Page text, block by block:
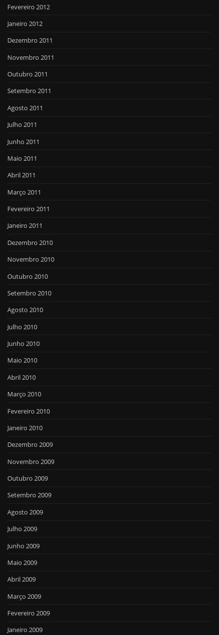
Fevereiro 2012
Janeiro 2012
Dezembro 2011
Novembro 2011
Outubro 2011
Setembro 2011
Agosto 2011
Julho 2011
Junho 2011
Maio 2011
Abril 2011
Março 2011
Fevereiro 2011
Janeiro 2011
Dezembro 2010
Novembro 2010
Outubro 2010
Setembro 2010
Agosto 2010
Julho 2010
Junho 2010
Maio 2010
Abril 2010
Março 2010
Fevereiro 2010
Janeiro 2010
Dezembro 2009
Novembro 2009
Outubro 2009
Setembro 2009
Agosto 2009
Julho 2009
Junho 2009
Maio 2009
Abril 2009
Março 2009
Fevereiro 2009
Janeiro 2009